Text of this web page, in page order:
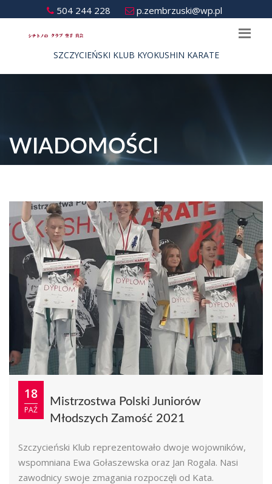
504 244 228 p.zembrzuski@wp.pl
SZCZYCIEŃSKI KLUB KYOKUSHIN KARATE
WIADOMOŚCI
18
PAŹ
Mistrzostwa Polski Juniorów
Młodszych Zamość 2021
Szczycieński Klub reprezentowało dwoje wojowników,
wspomniana Ewa Gołaszewska oraz Jan Rogala. Nasi
zawodnicy swoje zmagania rozpoczęli od Kata.